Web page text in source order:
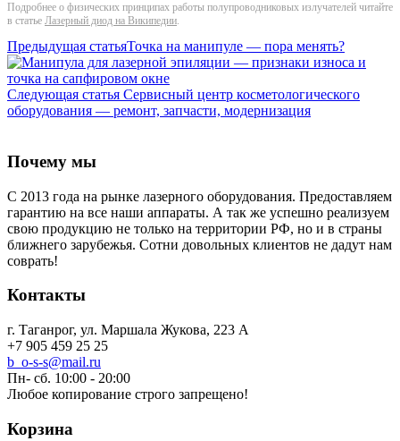
Подробнее о физических принципах работы полупроводниковых излучателей читайте
в статье Лазерный диод на Википедии.
Предыдущая статьяТочка на манипуле — пора менять?
Следующая статья Сервисный центр косметологического
оборудования — ремонт, запчасти, модернизация
Почему мы
С 2013 года на рынке лазерного оборудования. Предоставляем
гарантию на все наши аппараты. А так же успешно реализуем
свою продукцию не только на территории РФ, но и в страны
ближнего зарубежья. Сотни довольных клиентов не дадут нам
соврать!
Контакты
г. Таганрог, ул. Маршала Жукова, 223 А
+7 905 459 25 25
b_o-s-s@mail.ru
Пн- сб. 10:00 - 20:00
Любое копирование строго запрещено!
Корзина